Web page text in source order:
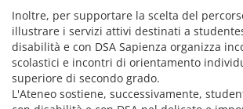
Inoltre, per supportare la scelta del
illustrare i servizi attivi destinati a
disabilità e con DSA Sapienza organizza
scolastici e incontri di orientamento
superiore di secondo grado.
L'Ateneo sostiene, successivamente,